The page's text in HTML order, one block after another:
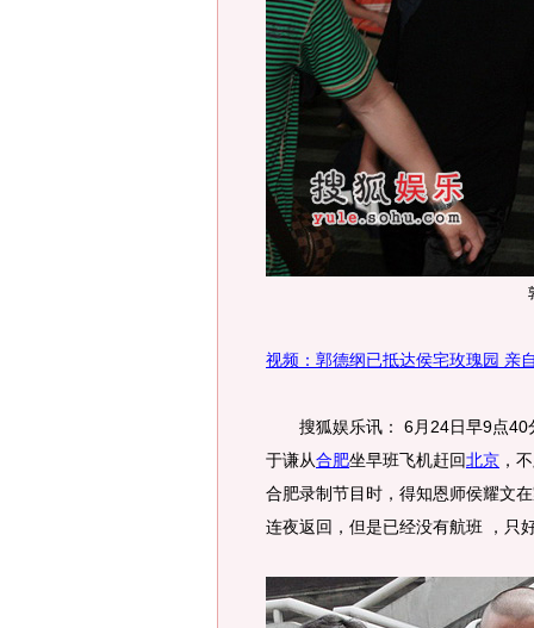
视频：郭德纲已抵达侯宅玫瑰园 亲
搜狐娱乐讯： 6月24日早9点40
于谦从合肥坐早班飞机赶回北京 ，
合肥录制节目时，得知恩师侯耀文
连夜返回，但是已经没有航班 ，只